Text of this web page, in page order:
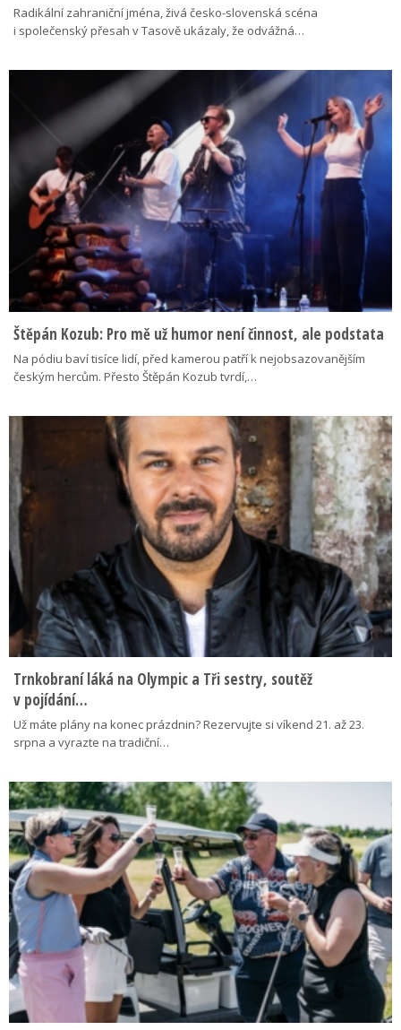
Radikální zahraniční jména, živá česko-slovenská scéna
i společenský přesah v Tasově ukázaly, že odvážná…
Štěpán Kozub: Pro mě už humor není činnost, ale podstata
Na pódiu baví tisíce lidí, před kamerou patří k nejobsazovanějším
českým hercům. Přesto Štěpán Kozub tvrdí,…
Trnkobraní láká na Olympic a Tři sestry, soutěž
v pojídání…
Už máte plány na konec prázdnin? Rezervujte si víkend 21. až 23.
srpna a vyrazte na tradiční…